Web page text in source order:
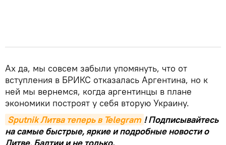
Ах да, мы совсем забыли упомянуть, что от
вступления в БРИКС отказалась Аргентина, но к
ней мы вернемся, когда аргентинцы в плане
экономики построят у себя вторую Украину.
Sputnik Литва теперь в Telegram ! Подписывайтесь
на самые быстрые, яркие и подробные новости о